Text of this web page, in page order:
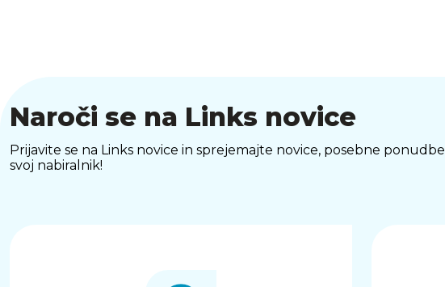
Naroči se na Links novice
Prijavite se na Links novice in sprejemajte novice, posebne
svoj nabiralnik!